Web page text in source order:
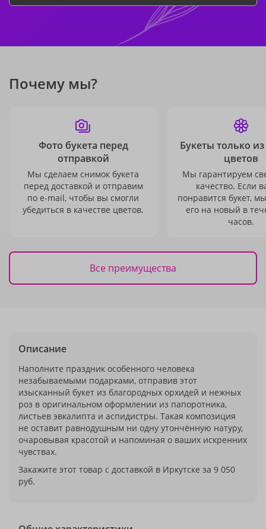
Почему мы?
Фото букета перед
отправкой
Мы сделаем снимок букета
перед доставкой и отправим
по e-mail, чтобы вы смогли
убедиться в качестве цветов.
Букеты только
цветов
Мы гарантируем
качество. Если
понравится букет,
его на новый в
часов.
Все преимущества
Описание
Наполните праздник особенного человека
незабываемыми подарками, отправив этот
изысканный букет из благородных орхидей и нежных
роз в оригинальном оформлении из папоротника,
листьев эвкалипта и аспидистры. Такая композиция
не оставит равнодушным ни одну утончённую натуру,
очаровывая красотой и напоминая о ваших искренних
чувствах.
Закажите этот товар с доставкой в Иркутске за 9 050
руб.